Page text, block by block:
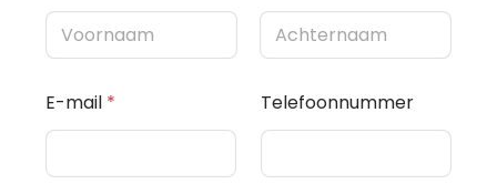
Voornaam Achternaam
E-mail * Telefoonnummer